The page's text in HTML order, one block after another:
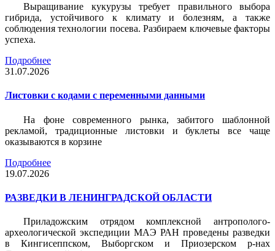
Выращивание кукурузы требует правильного выбора
гибрида, устойчивого к климату и болезням, а также
соблюдения технологии посева. Разбираем ключевые факторы
успеха.
Подробнее
31.07.2026
Листовки c кодами с переменными данными
На фоне современного рынка, забитого шаблонной
рекламой, традиционные листовки и буклеты все чаще
оказываются в корзине
Подробнее
19.07.2026
РАЗВЕДКИ В ЛЕНИНГРАДСКОЙ ОБЛАСТИ
Приладожским отрядом комплексной антрополого-
археологической экспедиции МАЭ РАН проведены разведки
в Кингисеппском, Выборгском и Приозерском р-нах